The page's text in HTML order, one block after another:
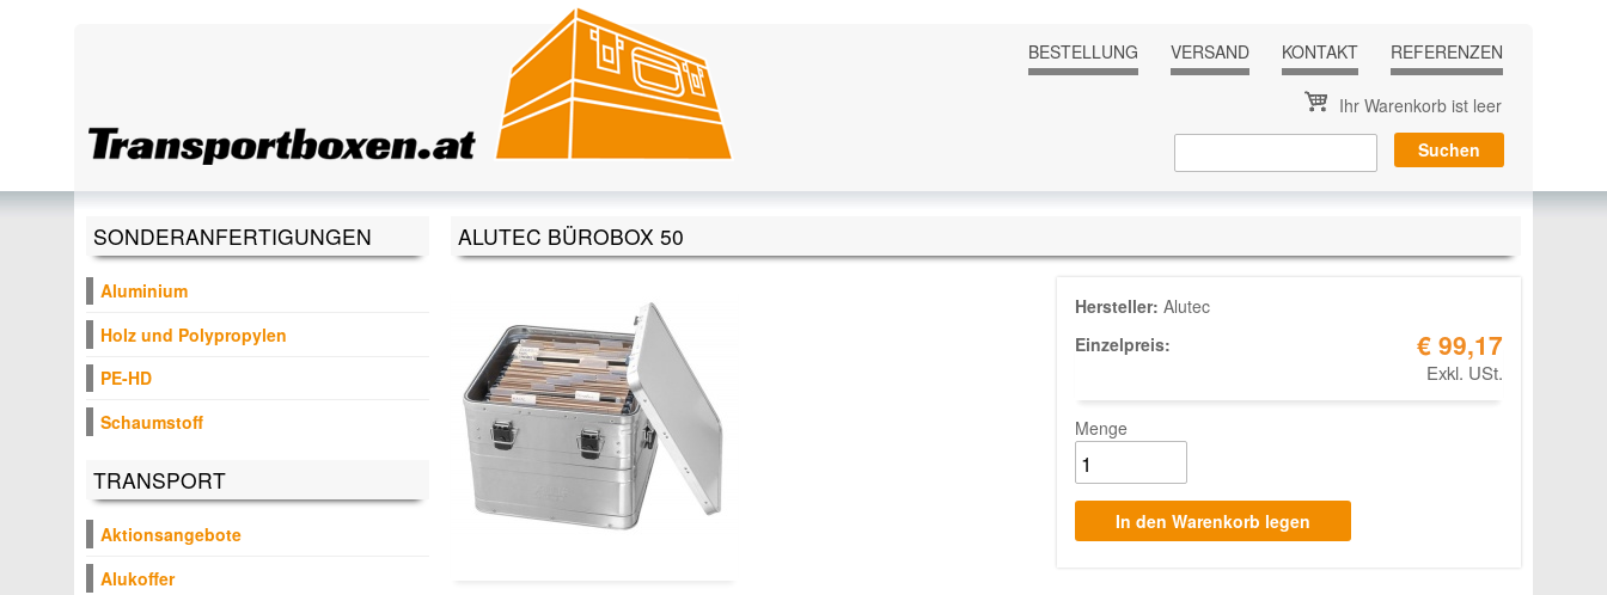
BESTELLUNG
VERSAND KONTAKT REFERENZEN
Ihr Warenkorb ist leer
ALUTEC BÜROBOX 50
Hersteller: Alutec
Einzelpreis:
€ 99,17
Exkl. USt.
Menge
SONDERANFERTIGUNGEN
Aluminium
Holz und Polypropylen
PE-HD
Schaumstoff
TRANSPORT
Aktionsangebote
Alukoffer